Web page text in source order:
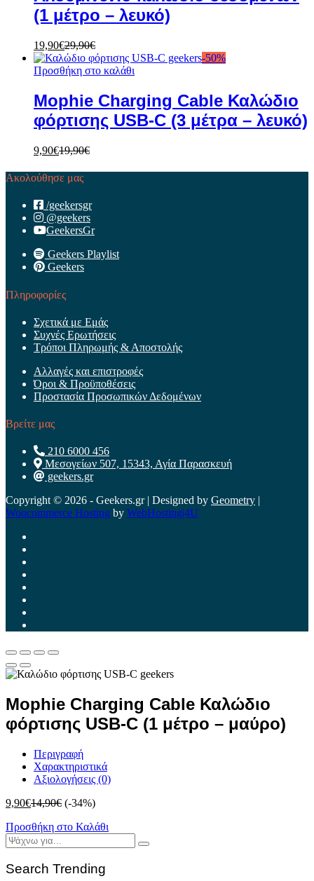
(1 μέτρο – λευκό)
19,90€29,90€
-50%
Προσθήκη στο καλάθι
Mophie Charging Cable Καλώδιο
φόρτισης USB-C (3 μέτρα – λευκό)
9,90€19,90€
Ακολούθησε μας
/geekersgr
@geekers
GeekersGr
Geekers Playlist
Geekers
Πληροφορίες
Σχετικά με Εμάς
Συχνές Ερωτήσεις
Τρόποι Πληρωμής & Αποστολής
Αλλαγές και επιστροφές
Όροι & Προϋποθέσεις
Προστασία Προσωπικών Δεδομένων
Βρείτε μας
210 6000 456
Μεσογείων 507, 15343, Αγία Παρασκευή
geekers.gr
Copyright © 2026 - Geekers.gr | Designed by Geometry |
Woocommerce Hosting by WebHosting|4U
Mophie Charging Cable Καλώδιο
φόρτισης USB-C (1 μέτρο – μαύρο)
Περιγραφή
Χαρακτηριστικά
Αξιολογήσεις (0)
9,90€14,90€ (-34%)
Προσθήκη στο Καλάθι
Search Trending